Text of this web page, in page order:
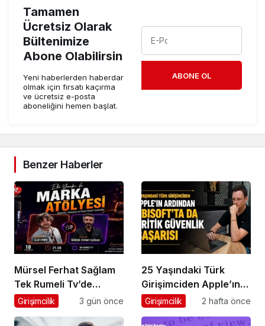
Tamamen
Ücretsiz Olarak
Bültenimize
Abone Olabilirsin
Yeni haberlerden haberdar
olmak için fırsatı kaçırma
ve ücretsiz e-posta
aboneliğini hemen başlat.
ABONE OL
Benzer Haberler
Mürsel Ferhat Sağlam
Tek Rumeli Tv’de
Marka Atölyesi
Girişimcilik 3 gün önce
25 Yaşındaki Türk
Girişimciden Apple’ın
Ardından Ubisoft
Girişimcilik 2 hafta önce